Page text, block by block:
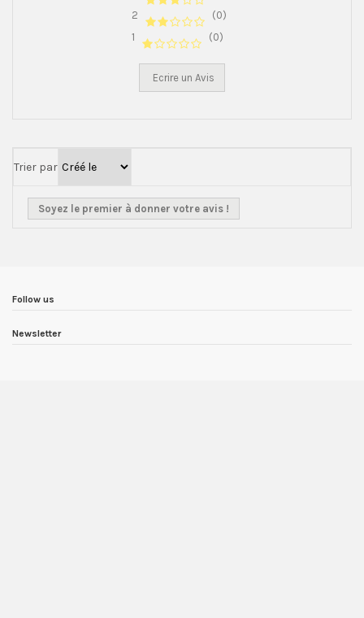
2
(0)
1
(0)
Ecrire un Avis
Trier par
Soyez le premier à donner votre avis !
Follow us
Newsletter